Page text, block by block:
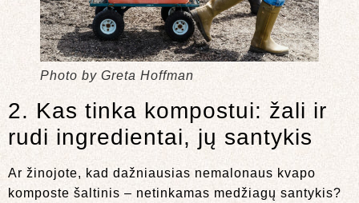
Photo by Greta Hoffman
2. Kas tinka kompostui: žali ir
rudi ingredientai, jų santykis
Ar žinojote, kad dažniausias nemalonaus kvapo
komposte šaltinis – netinkamas medžiagų santykis?